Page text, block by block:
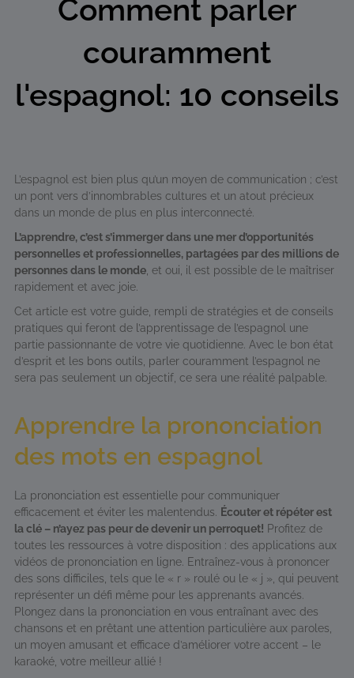
Comment parler
couramment
l'espagnol: 10 conseils
L’espagnol est bien plus qu’un moyen de communication ; c’est
un pont vers d’innombrables cultures et un atout précieux
dans un monde de plus en plus interconnecté.
L’apprendre, c’est s’immerger dans une mer d’opportunités
personnelles et professionnelles, partagées par des millions de
personnes dans le monde, et oui, il est possible de le maîtriser
rapidement et avec joie.
Cet article est votre guide, rempli de stratégies et de conseils
pratiques qui feront de l’apprentissage de l’espagnol une
partie passionnante de votre vie quotidienne. Avec le bon état
d’esprit et les bons outils, parler couramment l’espagnol ne
sera pas seulement un objectif, ce sera une réalité palpable.
Apprendre la prononciation
des mots en espagnol
La prononciation est essentielle pour communiquer
efficacement et éviter les malentendus.
Écouter et répéter est
la clé – n’ayez pas peur de devenir un perroquet! Profitez de
toutes les ressources à votre disposition : des applications aux
vidéos de prononciation en ligne. Entraînez-vous à prononcer
des sons difficiles, tels que le « r » roulé ou le « j », qui peuvent
représenter un défi même pour les apprenants avancés.
Plongez dans la prononciation en vous entraînant avec des
chansons et en prêtant une attention particulière aux paroles,
un moyen amusant et efficace d’améliorer votre accent – le
karaoké, votre meilleur allié !